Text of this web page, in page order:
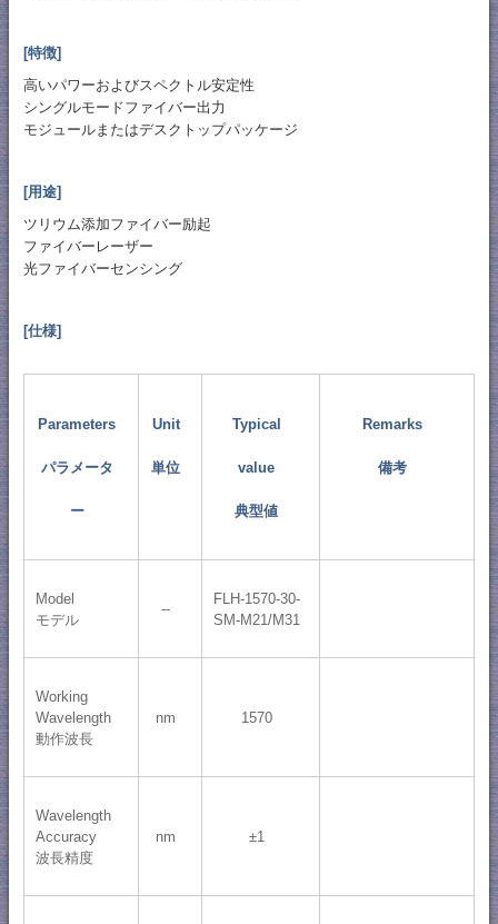
[特徴]
高いパワーおよびスペクトル安定性
シングルモードファイバー出力
モジュールまたはデスクトップパッケージ
[用途]
ツリウム添加ファイバー励起
ファイバーレーザー
光ファイバーセンシング
[仕様]
Parameters
パラメータ
ー
Unit
単位
Typical
value
典型値
Remarks
備考
Model
モデル
--
FLH-1570-30-
SM-M21/M31
Working
Wavelength
動作波長
nm 1570
Wavelength
Accuracy
波長精度
nm ±1